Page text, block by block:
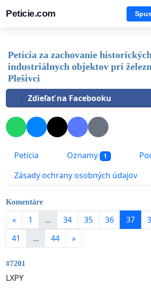
Peticie.com
Petícia za zachovanie historických
industriálnych objektov pri
Plešivci
Zdieľať na Facebooku
Petícia Oznamy 1
Zásady ochrany osobných údajov
Komentáre
« 1 ... 34 35 36 37
41
... 44 »
#7201
LXPY